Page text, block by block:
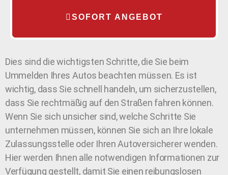
SOFORT ANGEBOT
Dies sind die wichtigsten Schritte, die Sie beim
Ummelden Ihres Autos beachten müssen. Es ist
wichtig, dass Sie schnell handeln, um sicherzustellen,
dass Sie rechtmäßig auf den Straßen fahren können.
Wenn Sie sich unsicher sind, welche Schritte Sie
unternehmen müssen, können Sie sich an Ihre lokale
Zulassungsstelle oder Ihren Autoversicherer wenden.
Hier werden Ihnen alle notwendigen Informationen zur
Verfügung gestellt, damit Sie einen reibungslosen